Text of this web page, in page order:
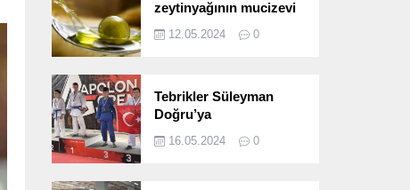
zeytinyağının mucizevi
12.05.2024 0
Tebrikler Süleyman
Doğru’ya
16.05.2024 0